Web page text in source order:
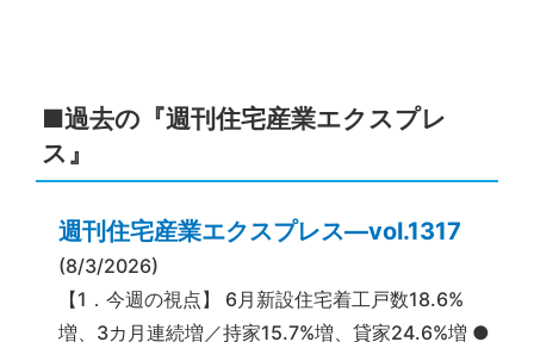
■過去の『週刊住宅産業エクスプレ
ス』
週刊住宅産業エクスプレス―vol.1317
(8/3/2026)
【1．今週の視点】 6月新設住宅着工戸数18.6%
増、3カ月連続増／持家15.7%増、貸家24.6%増 ●